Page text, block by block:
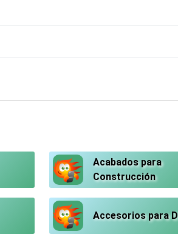
Acabados para
Construcción
Accesorios para